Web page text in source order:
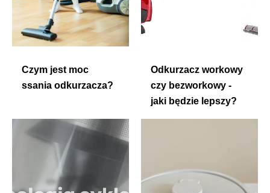
Czym jest moc
ssania odkurzacza?
Odkurzacz workowy
czy bezworkowy -
jaki będzie lepszy?